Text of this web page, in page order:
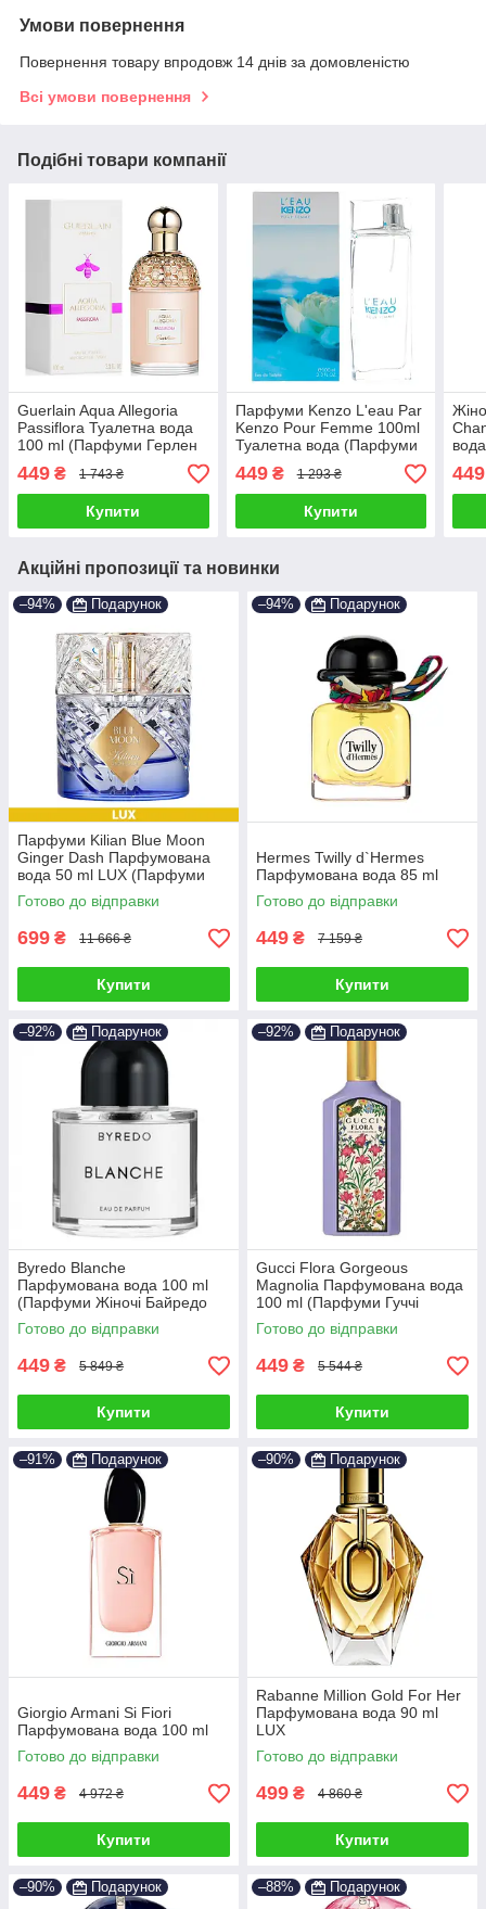
Умови повернення
Повернення товару впродовж 14 днів за домовленістю
Всі умови повернення
Подібні товари компанії
Guerlain Aqua Allegoria
Passiflora Туалетна вода
100 ml (Парфуми Герлен
Аква Аллегорія Парфуми
Жіночі)
449 ₴ 1 743 ₴
Купити
Парфуми Kenzo L'eau Par
Kenzo Pour Femme 100ml
Туалетна вода (Парфуми
Жіночі Кензо Ле Пар)
449₴ 1 293 ₴
Купити
449
Акційні пропозиції та новинки
–94% Подарунок
Парфуми Kilian Blue Moon
Ginger Dash Парфумована
вода 50 ml LUX (Парфуми
Кіліан Блю Мун Джинджер
Даш Жіночі)
Готово до відправки
699 ₴ 11 666 ₴
Купити
–94% Подарунок
Hermes Twilly d`Hermes
Парфумована вода 85 ml
Готово до відправки
449 ₴ 7 159 ₴
Купити
–92% Подарунок
Byredo Blanche
Парфумована вода 100 ml
(Парфуми Жіночі Байредо
Бланш)
Готово до відправки
449 ₴ 5 849 ₴
Купити
–92% Подарунок
Gucci Flora Gorgeous
Magnolia Парфумована вода
100 ml (Парфуми Гуччі
Флора Горджес Магнолія
Парфуми Жіночі)
Готово до відправки
449 ₴ 5 544 ₴
Купити
–91% Подарунок
Giorgio Armani Si Fiori
Парфумована вода 100 ml
Готово до відправки
449 ₴ 4 972 ₴
Купити
–90% Подарунок
Rabanne Million Gold For Her
Парфумована вода 90 ml
LUX
Готово до відправки
499 ₴ 4 860 ₴
Купити
–90% Подарунок –88% Подарунок